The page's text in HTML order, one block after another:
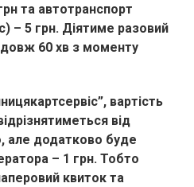
та автотранспорт
– 5 грн. Діятиме разовий
60 хв з моменту
вартість
від
але додатково буде
– 1 грн. Тобто
квиток та